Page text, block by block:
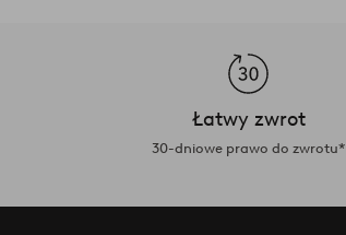
Łatwy zwrot
30-dniowe prawo do zwrotu*